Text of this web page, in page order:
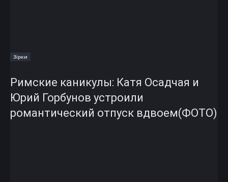
Зірки
Римские каникулы: Катя Осадчая и
Юрий Горбунов устроили
романтический отпуск вдвоем(ФОТО)